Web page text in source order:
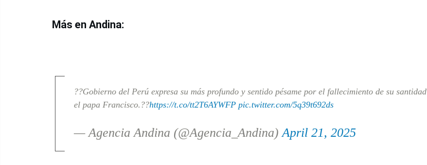
Más en Andina:
??Gobierno del Perú expresa su más profundo y sentido pésame por el fallecimiento de su santidad
el papa Francisco.??https://t.co/tt2T6AYWFP pic.twitter.com/5q39t692ds
— Agencia Andina (@Agencia_Andina)April 21, 2025